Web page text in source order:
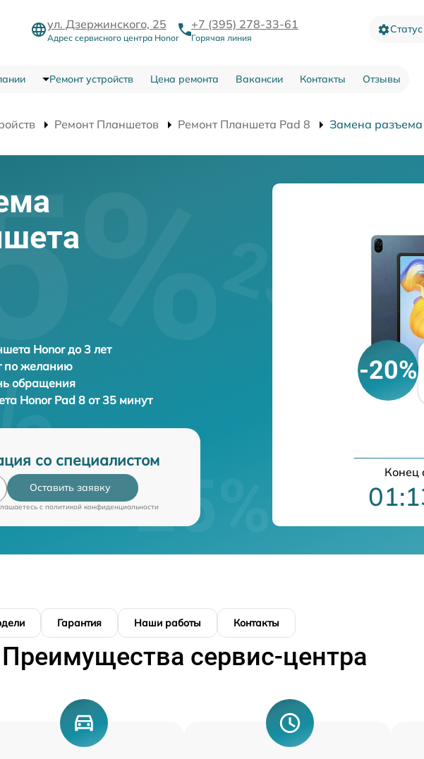
ул. Дзержинского, 25
Адрес сервисного центра Honor
+7 (395) 278-33-61
Горячая линия
Ремонт устройств Цена ремонта Вакансии Контакты Отзывы
Ремонт Планшетов Ремонт Планшета Pad 8 Замена
Honor до 3 лет
по желанию
обращения
Honor Pad 8 от 35 минут
со специалистом
Оставить заявку
c политикой конфиденциальности
-20%
Конец
Гарантия Наши работы Контакты
Преимущества сервис-центра